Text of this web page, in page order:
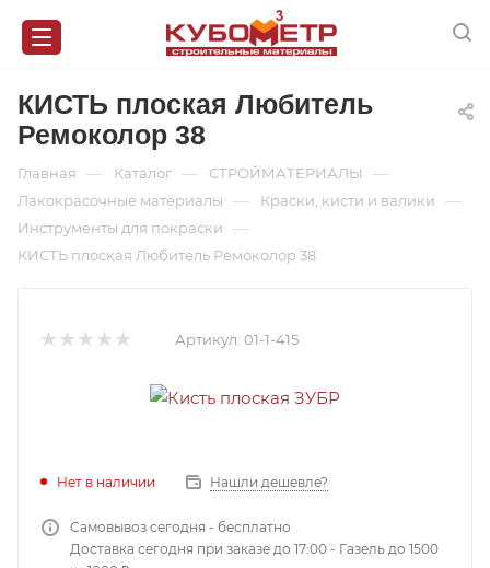
КИСТЬ плоская Любитель
Ремоколор 38
Главная — Каталог — СТРОЙМАТЕРИАЛЫ —
Лакокрасочные материалы — Краски, кисти и валики —
Инструменты для покраски —
КИСТЬ плоская Любитель Ремоколор 38
Артикул: 01-1-415
Нет в наличии Нашли дешевле?
Самовывоз сегодня - бесплатно
Доставка сегодня при заказе до 17:00 - Газель до 1500